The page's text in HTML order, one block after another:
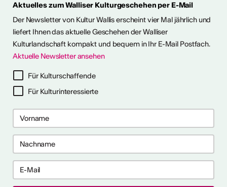
Kunst im Freien so richtig
eine kleine aber feine
im Wallis
2027 in Prag
bis 28. April 2027) ist ein 10-
für Recherche-,
Es bietet
kollektive Begleitung und
10. September
Aktuelles zum Walliser Kulturgeschehen per E-Mail
Der Newsletter von Kultur Wallis erscheint vier Mal jährlich und
liefert Ihnen das aktuelle Geschehen der Walliser
Kulturlandschaft kompakt und bequem in Ihr E-Mail Postfach.
Aktuelle Newsletter ansehen
Für Kulturschaffende
Für Kulturinteressierte